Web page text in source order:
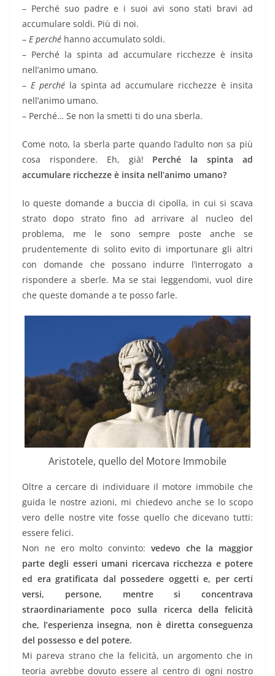
– Perché suo padre e i suoi avi sono stati bravi ad
accumulare soldi. Più di noi.
– E perché hanno accumulato soldi.
– Perché la spinta ad accumulare ricchezze è insita
nell’animo umano.
– E perchéla spinta ad accumulare ricchezze è insita
nell’animo umano.
– Perché… Se non la smetti ti do una sberla.
Come noto, la sberla parte quando l’adulto non sa più
cosa rispondere. Eh, già! Perché la spinta ad
accumulare ricchezze è insita nell’animo umano?
Io queste domande a buccia di cipolla, in cui si scava
strato dopo strato fino ad arrivare al nucleo del
problema, me le sono sempre poste anche se
prudentemente di solito evito di importunare gli altri
con domande che possano indurre l’interrogato a
rispondere a sberle. Ma se stai leggendomi, vuol dire
che queste domande a te posso farle.
Aristotele, quello del Motore Immobile
Oltre a cercare di individuare il motore immobile che
guida le nostre azioni, mi chiedevo anche se lo scopo
vero delle nostre vite fosse quello che dicevano tutti:
essere felici.
Non ne ero molto convinto: vedevo che la maggior
parte degli esseri umani ricercava ricchezza e potere
ed era gratificata dal possedere oggetti e, per certi
versi, persone, mentre si concentrava
straordinariamente poco sulla ricerca della felicità
che, l’esperienza insegna, non è diretta conseguenza
del possesso e del potere.
Mi pareva strano che la felicità, un argomento che in
teoria avrebbe dovuto essere al centro di ogni nostro